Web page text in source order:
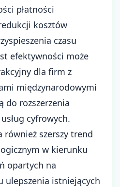
płatności
kosztów
czasu
efektywności może
dla firm z
międzynarodowymi
do rozszerzenia
cyfrowych.
również szerszy trend
w kierunku
opartych na
ulepszenia istniejących